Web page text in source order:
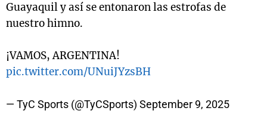
Guayaquil y así se entonaron las estrofas de
nuestro himno.
¡VAMOS, ARGENTINA!
pic.twitter.com/UNuiJYzsBH
— TyC Sports (@TyCSports) September 9, 2025